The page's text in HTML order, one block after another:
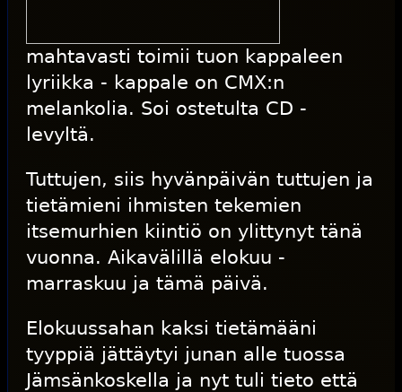
mahtavasti toimii tuon kappaleen
lyriikka - kappale on CMX:n
melankolia. Soi ostetulta CD -
levyltä.
Tuttujen, siis hyvänpäivän tuttujen ja
tietämieni ihmisten tekemien
itsemurhien kiintiö on ylittynyt tänä
vuonna. Aikavälillä elokuu -
marraskuu ja tämä päivä.
Elokuussahan kaksi tietämääni
tyyppiä jättäytyi junan alle tuossa
Jämsänkoskella ja nyt tuli tieto että